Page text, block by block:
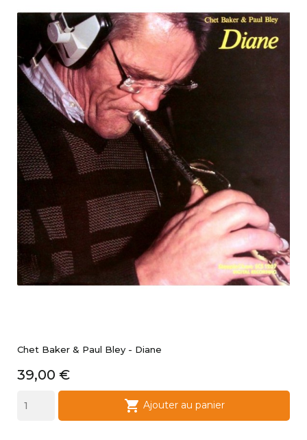
Chet Baker & Paul Bley - Diane
Prix
39,00 €
 Ajouter au panier